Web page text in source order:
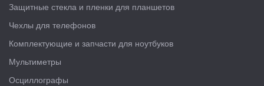
Защитные стекла и пленки для планшетов
Чехлы для телефонов
Комплектующие и запчасти для ноутбуков
Мультиметры
Осциллографы